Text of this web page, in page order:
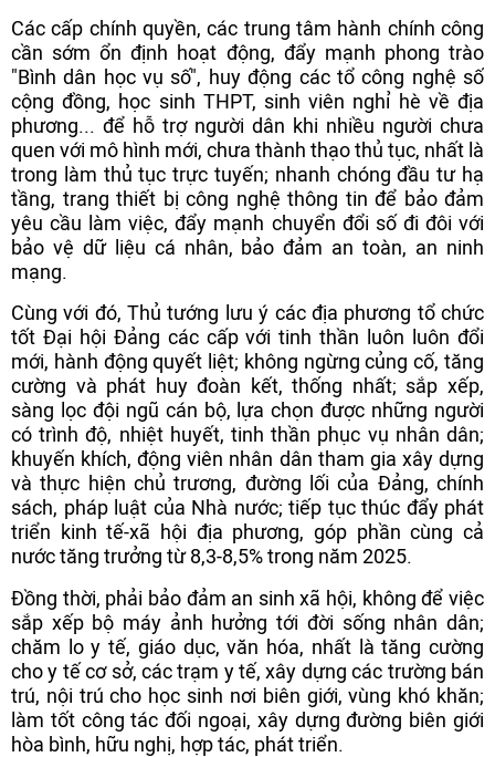
Các cấp chính quyền, các trung tâm hành chính công
cần sớm ổn định hoạt động, đẩy mạnh phong trào
"Bình dân học vụ số", huy động các tổ công nghệ số
cộng đồng, học sinh THPT, sinh viên nghỉ hè về địa
phương... để hỗ trợ người dân khi nhiều người chưa
quen với mô hình mới, chưa thành thạo thủ tục, nhất là
trong làm thủ tục trực tuyến; nhanh chóng đầu tư hạ
tầng, trang thiết bị công nghệ thông tin để bảo đảm
yêu cầu làm việc, đẩy mạnh chuyển đổi số đi đôi với
bảo vệ dữ liệu cá nhân, bảo đảm an toàn, an ninh
mạng.
Cùng với đó, Thủ tướng lưu ý các địa phương tổ chức
tốt Đại hội Đảng các cấp với tinh thần luôn luôn đổi
mới, hành động quyết liệt; không ngừng củng cố, tăng
cường và phát huy đoàn kết, thống nhất; sắp xếp,
sàng lọc đội ngũ cán bộ, lựa chọn được những người
có trình độ, nhiệt huyết, tinh thần phục vụ nhân dân;
khuyến khích, động viên nhân dân tham gia xây dựng
và thực hiện chủ trương, đường lối của Đảng, chính
sách, pháp luật của Nhà nước; tiếp tục thúc đẩy phát
triển kinh tế-xã hội địa phương, góp phần cùng cả
nước tăng trưởng từ 8,3-8,5% trong năm 2025.
Đồng thời, phải bảo đảm an sinh xã hội, không để việc
sắp xếp bộ máy ảnh hưởng tới đời sống nhân dân;
chăm lo y tế, giáo dục, văn hóa, nhất là tăng cường
cho y tế cơ sở, các trạm y tế, xây dựng các trường bán
trú, nội trú cho học sinh nơi biên giới, vùng khó khăn;
làm tốt công tác đối ngoại, xây dựng đường biên giới
hòa bình, hữu nghị, hợp tác, phát triển.